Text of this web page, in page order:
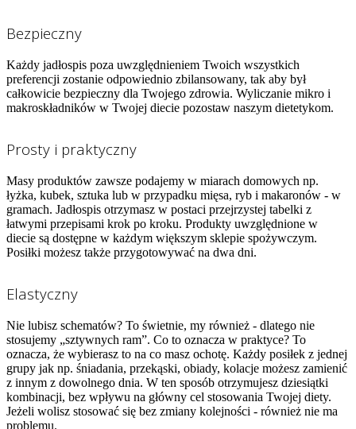
Bezpieczny
Każdy jadłospis poza uwzględnieniem Twoich wszystkich
preferencji zostanie odpowiednio zbilansowany, tak aby był
całkowicie bezpieczny dla Twojego zdrowia. Wyliczanie mikro i
makroskładników w Twojej diecie pozostaw naszym dietetykom.
Prosty i praktyczny
Masy produktów zawsze podajemy w miarach domowych np.
łyżka, kubek, sztuka lub w przypadku mięsa, ryb i makaronów - w
gramach. Jadłospis otrzymasz w postaci przejrzystej tabelki z
łatwymi przepisami krok po kroku. Produkty uwzględnione w
diecie są dostępne w każdym większym sklepie spożywczym.
Posiłki możesz także przygotowywać na dwa dni.
Elastyczny
Nie lubisz schematów? To świetnie, my również - dlatego nie
stosujemy „sztywnych ram”. Co to oznacza w praktyce? To
oznacza, że wybierasz to na co masz ochotę. Każdy posiłek z jednej
grupy jak np. śniadania, przekąski, obiady, kolacje możesz zamienić
z innym z dowolnego dnia. W ten sposób otrzymujesz dziesiątki
kombinacji, bez wpływu na główny cel stosowania Twojej diety.
Jeżeli wolisz stosować się bez zmiany kolejności - również nie ma
problemu.